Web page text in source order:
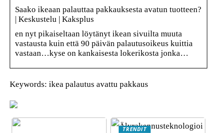
Saako ikeaan palauttaa pakkauksesta avatun tuotteen?
| Keskustelu | Kaksplus
en nyt pikaiseltaan löytänyt ikean sivuilta muuta
vastausta kuin että 90 päivän palautusoikeus kuittia
vastaan…kyse on kankaisesta lokerikosta jonka…
Keywords: ikea palautus avattu pakkaus
TRENDIT